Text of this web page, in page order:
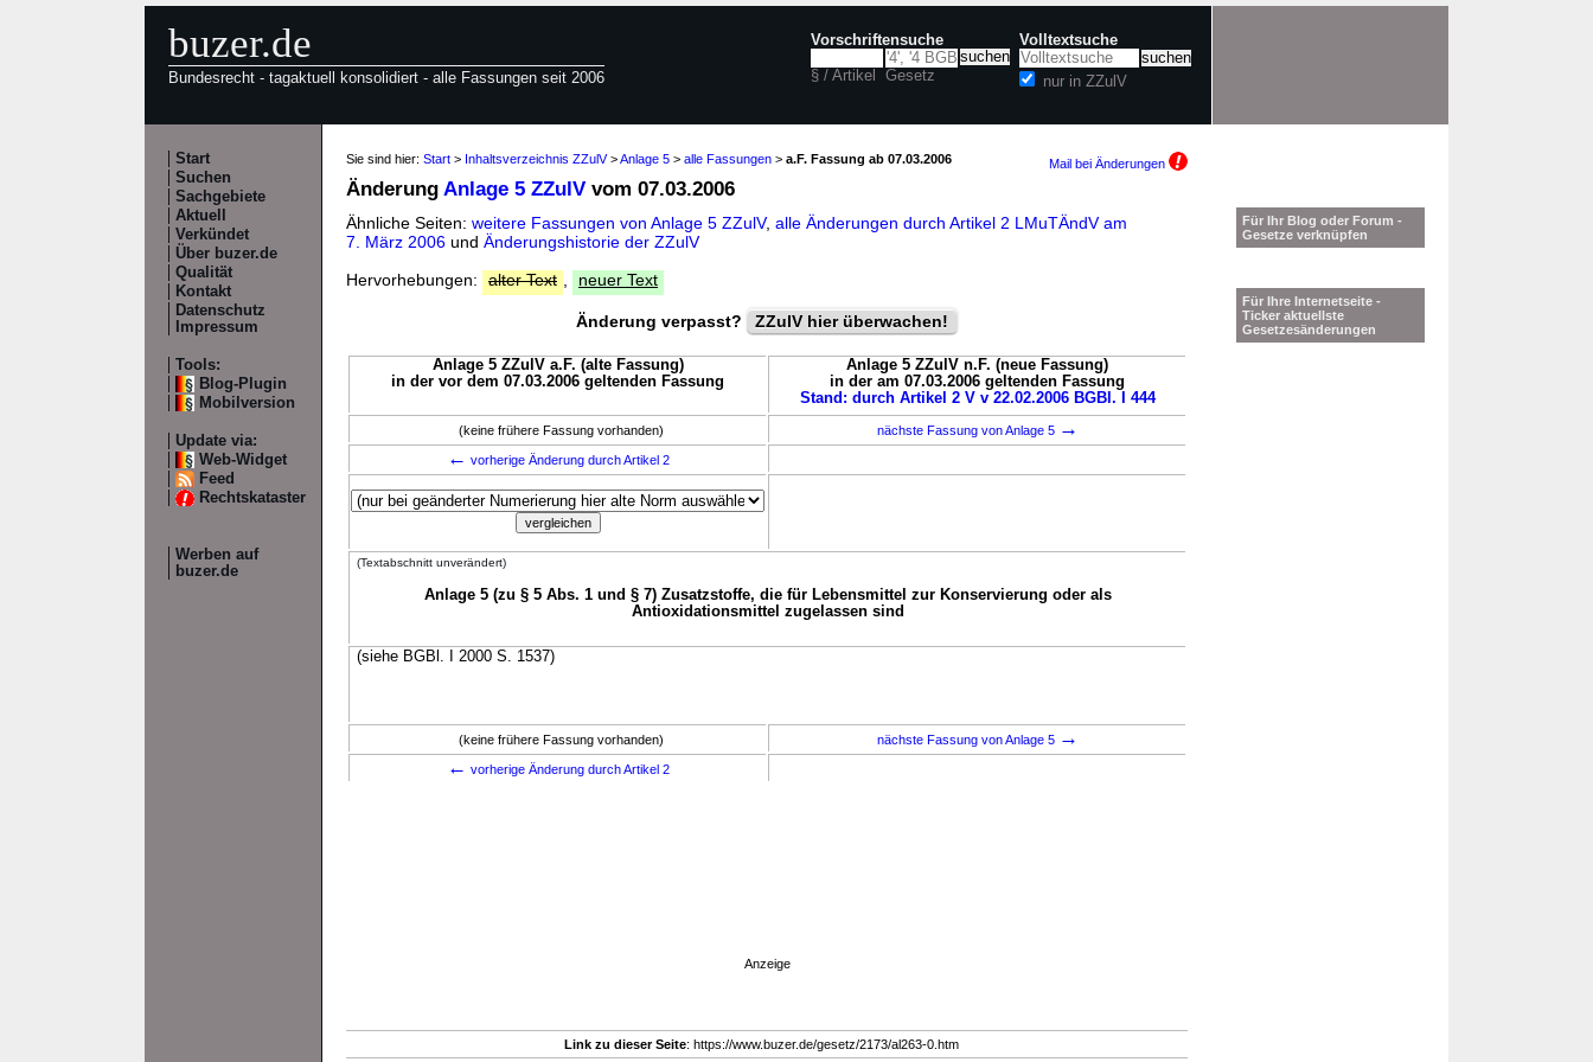
buzer.de
Bundesrecht - tagaktuell konsolidiert - alle Fassungen seit 2006
Vorschriftensuche
§ / Artikel Gesetz
Volltextsuche
nur in ZZulV
Start
Suchen
Sachgebiete
Aktuell
Verkündet
Über buzer.de
Qualität
Kontakt
Datenschutz
Impressum
Tools:
Blog-Plugin
Mobilversion
Update via:
Web-Widget
Feed
Rechtskataster
Werben auf
buzer.de
Sie sind hier: Start > Inhaltsverzeichnis ZZulV>Anlage 5 > alle Fassungen > a.F. Fassung ab 07.03.2006 Mail bei Änderungen
Änderung Anlage 5 ZZulV vom 07.03.2006
Ähnliche Seiten: weitere Fassungen von Anlage 5 ZZulV, alle Änderungen durch Artikel 2 LMuTÄndV am
7. März 2006 und Änderungshistorie der ZZulV
Hervorhebungen:
alter Text neuer Text
Änderung verpasst? ZZulV hier überwachen!
Anlage 5 ZZulV a.F. (alte Fassung)
in der vor dem 07.03.2006 geltenden Fassung
Anlage 5 ZZulV n.F. (neue Fassung)
in der am 07.03.2006 geltenden Fassung
Stand: durch Artikel 2 V v 22.02.2006 BGBl. I 444
(keine frühere Fassung vorhanden) nächste Fassung von Anlage 5 →
← vorherige Änderung durch Artikel 2
(Textabschnitt unverändert)
Anlage 5 (zu § 5 Abs. 1 und § 7) Zusatzstoffe, die für Lebensmittel zur Konservierung oder als
Antioxidationsmittel zugelassen sind
(siehe BGBl. I 2000 S. 1537)
(keine frühere Fassung vorhanden) nächste Fassung von Anlage 5 →
← vorherige Änderung durch Artikel 2
Anzeige
Link zu dieser Seite: https://www.buzer.de/gesetz/2173/al263-0.htm
Für Ihr Blog oder Forum -
Gesetze verknüpfen
Für Ihre Internetseite -
Ticker aktuellste
Gesetzesänderungen